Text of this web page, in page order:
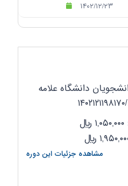
۱۴۰۲/۱۲/۲۳
دانشگاه علامه
ریال
ریال
مشاهده جزئیات این دوره